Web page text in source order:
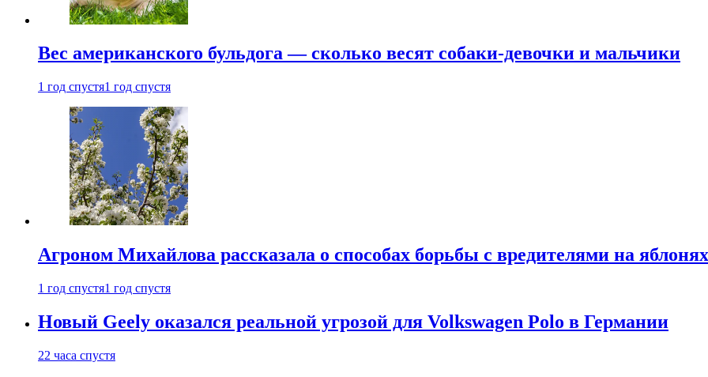
Вес американского бульдога — сколько весят собаки-девочки и мальчики
1 год спустя1 год спустя
Агроном Михайлова рассказала о способах борьбы с вредителями на яблонях
1 год спустя1 год спустя
Новый Geely оказался реальной угрозой для Volkswagen Polo в Германии
22 часа спустя